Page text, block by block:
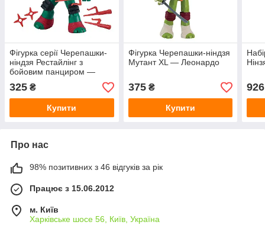
Фігурка серії Черепашки-
ніндзя Рестайлінг з
бойовим панциром —
Рафаель
325 ₴
Купити
Фігурка Черепашки-ніндзя
Мутант XL — Леонардо
375₴
Купити
926
Про нас
98% позитивних з 46 відгуків за рік
Працює з 15.06.2012
м. Київ
Харківське шосе 56, Київ, Україна